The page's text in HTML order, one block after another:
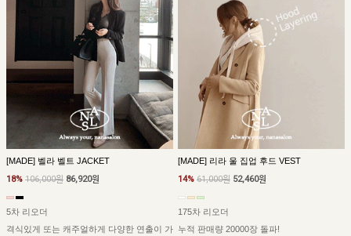
[MADE] 벨라 벨트 JACKET
18% 106,000원 86,920원
5차 리오더
격식있게 또는 캐주얼하게 다양한 연출이 가
[MADE] 리라 울 집업 후드 VEST
14% 61,000원 52,460원
175차 리오더
누적 판매량 20000장 돌파!